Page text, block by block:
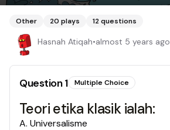
Other 20 plays 12questions
Hasnah Atiqah•almost 5 years ago
Question1 Multiple Choice
Teori etika klasik ialah:
A. Universalisme